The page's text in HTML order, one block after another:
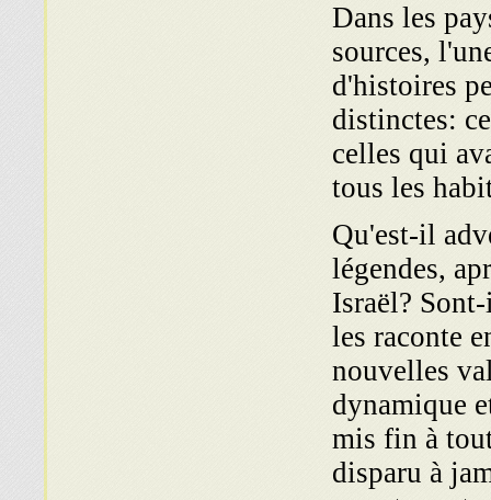
Dans les
sources,
d'histoires
distinctes:
celles qui
tous les
Qu'est-il
légendes,
Israël?
les raconte
nouvelles
dynamique
mis fin à
disparu à